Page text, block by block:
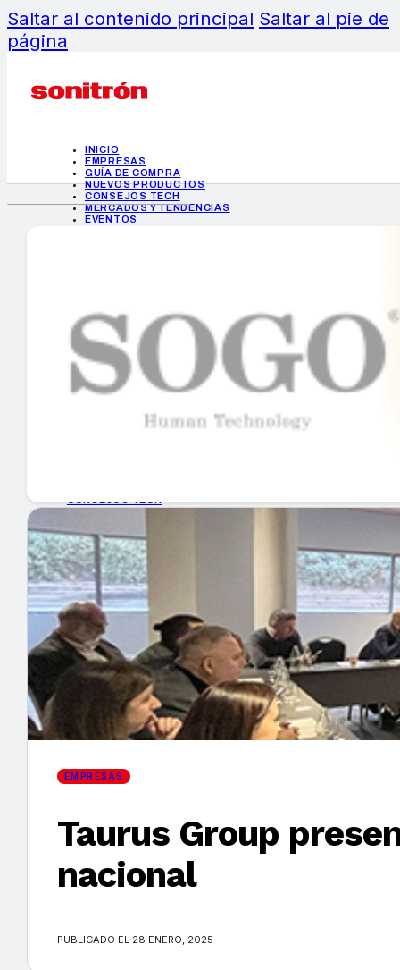
Saltar al contenido principal Saltar al pie de
página
INICIO
EMPRESAS
GUÍA DE COMPRA
NUEVOS PRODUCTOS
CONSEJOS TECH
MERCADOS Y TENDENCIAS
EVENTOS
INICIO
EMPRESAS
GUÍA DE COMPRA
MERCADOS Y TENDENCIAS
EVENTOS
HEMEROTECA
Encuentra tu noticia
×
EMPRESAS
Taurus Group
nacional
PUBLICADO EL 28 ENERO, 2025